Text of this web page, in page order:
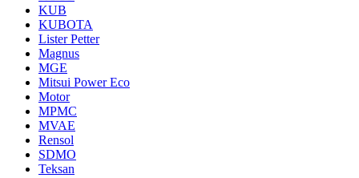
KUB
KUBOTA
Lister Petter
Magnus
MGE
Mitsui Power Eco
Motor
MPMC
MVAE
Rensol
SDMO
Teksan